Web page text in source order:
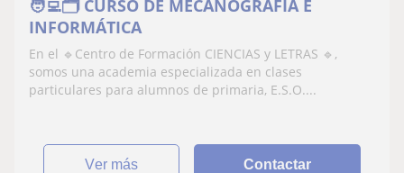
🧑‍💻🗂️ CURSO DE MECANOGRAFÍA E
INFORMÁTICA
En el 🔹Centro de Formación CIENCIAS y LETRAS 🔹,
somos una academia especializada en clases
particulares para alumnos de primaria, E.S.O....
ver más Contactar